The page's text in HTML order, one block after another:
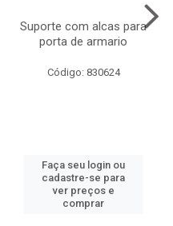
Suporte com alcas para
porta de armario
Código: 830624
Faça seu login ou
cadastre-se para
ver preços e
comprar